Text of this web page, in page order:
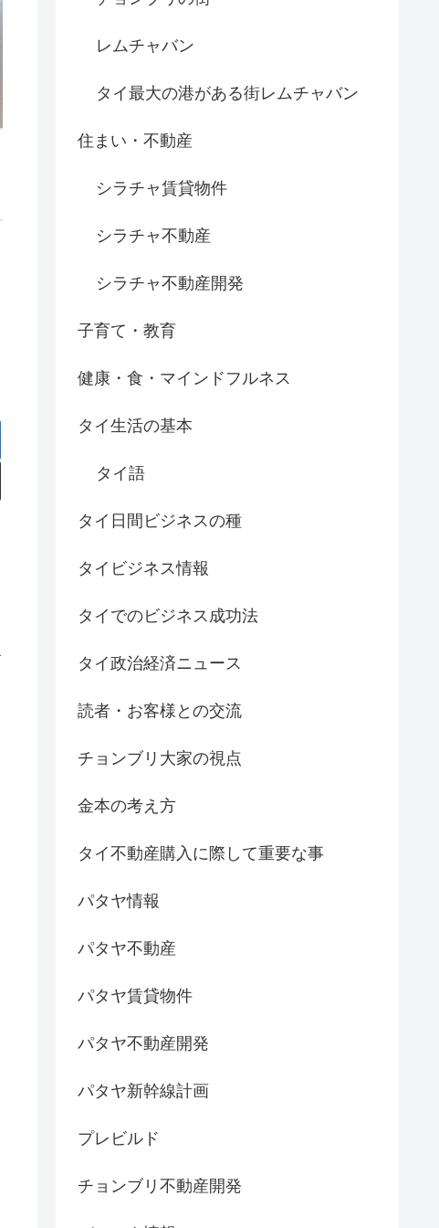
レムチャバン
タイ最大の港がある街レムチャバン
住まい・不動産
シラチャ賃貸物件
シラチャ不動産
シラチャ不動産開発
子育て・教育
健康・食・マインドフルネス
タイ生活の基本
タイ語
タイ日間ビジネスの種
タイビジネス情報
タイでのビジネス成功法
タイ政治経済ニュース
読者・お客様との交流
チョンブリ大家の視点
金本の考え方
タイ不動産購入に際して重要な事
パタヤ情報
パタヤ不動産
パタヤ賃貸物件
パタヤ不動産開発
パタヤ新幹線計画
プレビルド
チョンブリ不動産開発